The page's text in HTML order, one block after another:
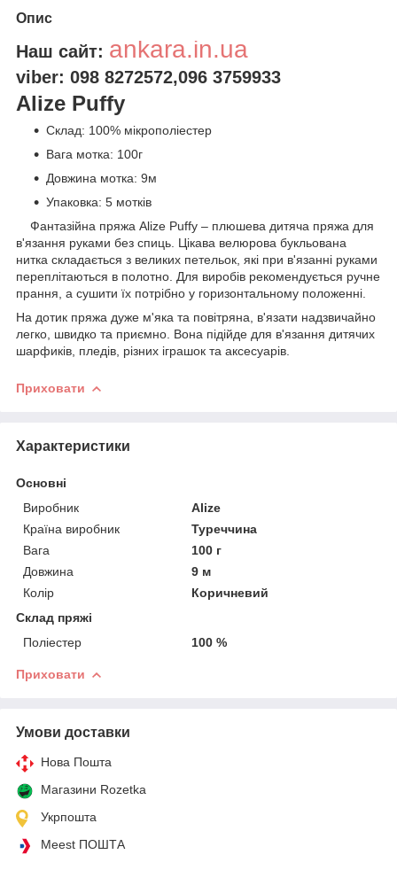
Опис
Наш сайт: ankara.in.ua
viber: 098 8272572,096 3759933
Alize Puffy
Склад: 100% мікрополіестер
Вага мотка: 100г
Довжина мотка: 9м
Упаковка: 5 мотків
Фантазійна пряжа Alize Puffy – плюшева дитяча пряжа для
в'язання руками без спиць. Цікава велюрова букльована
нитка складається з великих петельок, які при в'язанні руками
переплітаються в полотно. Для виробів рекомендується ручне
прання, а сушити їх потрібно у горизонтальному положенні.
На дотик пряжа дуже м'яка та повітряна, в'язати надзвичайно
легко, швидко та приємно. Вона підійде для в'язання дитячих
шарфиків, пледів, різних іграшок та аксесуарів.
Приховати
Характеристики
Основні
Виробник
Alize
Країна виробник
Туреччина
Вага
100 г
Довжина
9 м
Колір
Коричневий
Склад пряжі
Поліестер
100 %
Приховати
Умови доставки
Нова Пошта
Магазини Rozetka
Укрпошта
Meest ПОШТА